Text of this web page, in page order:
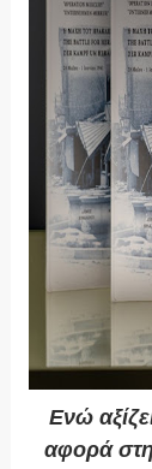
Ενώ
αφορά